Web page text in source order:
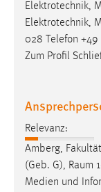
Elektrotechnik,
Elektrotechnik,
028 Telefon
Zum Profil
Relevanz:
Amberg,
(Geb. G), Raum
Medien und